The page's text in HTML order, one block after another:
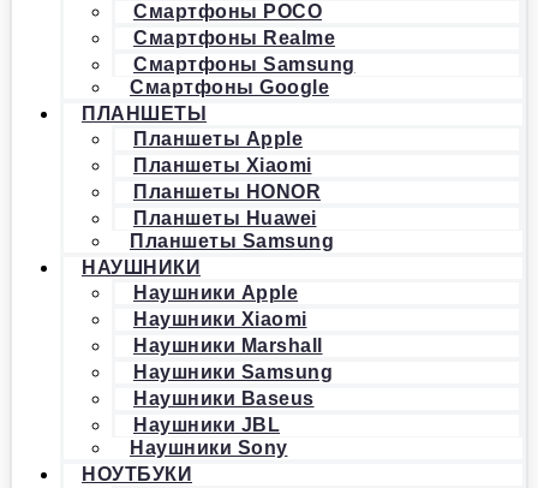
Смартфоны POCO
Смартфоны Realme
Смартфоны Samsung
Смартфоны Google
ПЛАНШЕТЫ
Планшеты Apple
Планшеты Xiaomi
Планшеты HONOR
Планшеты Huawei
Планшеты Samsung
НАУШНИКИ
Наушники Apple
Наушники Xiaomi
Наушники Marshall
Наушники Samsung
Наушники Baseus
Наушники JBL
Наушники Sony
НОУТБУКИ